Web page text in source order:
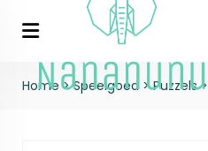
Home>Speelgoed>Puzzels>